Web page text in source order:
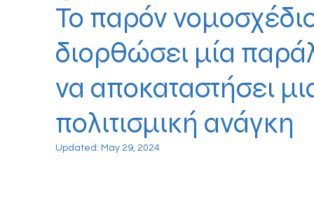
Το παρόν
διορθώσει μία
να αποκαταστήσει
πολιτισμική ανάγκη
Updated: May 29, 2024